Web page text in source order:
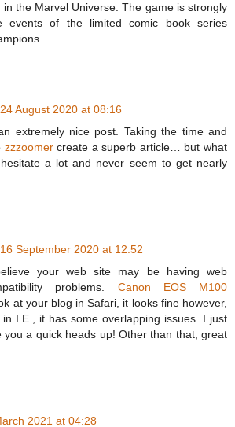
in the Marvel Universe. The game is strongly
events of the limited comic book series
24 August 2020 at 08:16
extremely nice post. Taking the time and
zzzoomercreate a superb article… but what
a lot and never seem to get nearly
16 September 2020 at 12:52
your web site may be having web
problems. Canon EOS M100
at your blog in Safari, it looks fine however,
I.E., it has some overlapping issues. I just
you a quick heads up! Other than that, great
2021 at 04:28